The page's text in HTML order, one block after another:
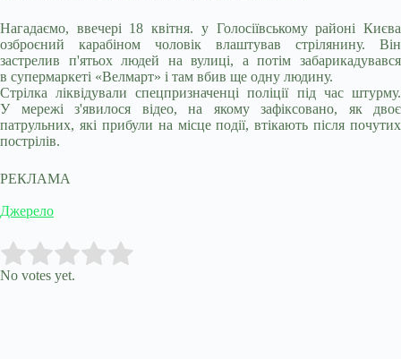
Нагадаємо, ввечері 18 квітня. у Голосіївському районі Києва
озброєний карабіном чоловік влаштував стрілянину. Він
застрелив п'ятьох людей на вулиці, а потім забарикадувався
в супермаркеті «Велмарт» і там вбив ще одну людину.
Стрілка ліквідували спецпризначенці поліції під час штурму.
У мережі з'явилося відео, на якому зафіксовано, як двоє
патрульних, які прибули на місце події, втікають після почутих
пострілів.
РЕКЛАМА
Джерело
Rate this item:
No votes yet.